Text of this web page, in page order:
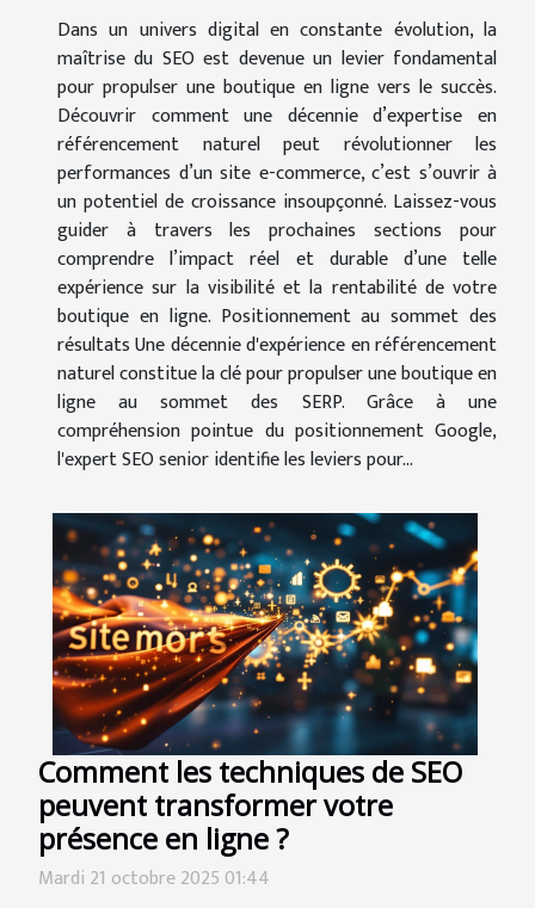
Dans un univers digital en constante évolution, la
maîtrise du SEO est devenue un levier fondamental
pour propulser une boutique en ligne vers le succès.
Découvrir comment une décennie d’expertise en
référencement naturel peut révolutionner les
performances d’un site e-commerce, c’est s’ouvrir à
un potentiel de croissance insoupçonné. Laissez-vous
guider à travers les prochaines sections pour
comprendre l’impact réel et durable d’une telle
expérience sur la visibilité et la rentabilité de votre
boutique en ligne. Positionnement au sommet des
résultats Une décennie d'expérience en référencement
naturel constitue la clé pour propulser une boutique en
ligne au sommet des SERP. Grâce à une
compréhension pointue du positionnement Google,
l'expert SEO senior identifie les leviers pour...
Comment les techniques de SEO
peuvent transformer votre
présence en ligne ?
Mardi 21 octobre 2025 01:44